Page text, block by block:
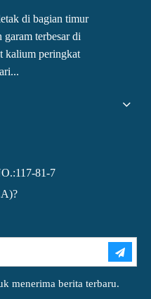
di bagian timur
terbesar di
kalium peringkat
81-7
menerima berita terbaru.